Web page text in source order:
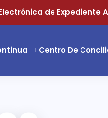
de Expediente
Centro De